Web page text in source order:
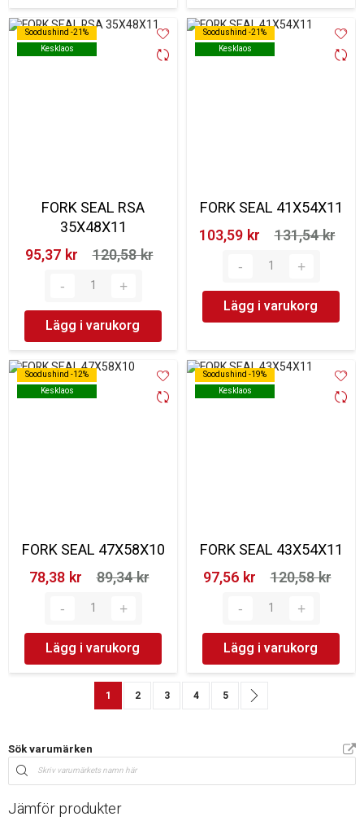
Soodushind -21%
Kesklaos
Soodushind -21%
Kesklaos
FORK SEAL RSA
35X48X11
95,37 kr‎
120,58 kr‎
Lägg i varukorg
Soodushind -21%
Kesklaos
Soodushind -21%
Kesklaos
FORK SEAL 41X54X11
103,59 kr‎
131,54 kr‎
Lägg i varukorg
Soodushind -12%
Kesklaos
Soodushind -12%
Kesklaos
FORK SEAL 47X58X10
78,38 kr‎
89,34 kr‎
Lägg i varukorg
Soodushind -19%
Kesklaos
Soodushind -19%
Kesklaos
FORK SEAL 43X54X11
97,56 kr‎
120,58 kr‎
Lägg i varukorg
SidaYou're currently reading page
1 Sida
2 Sida
3 Sida
4 Sida
5
Sök varumärken
Jämför produkter